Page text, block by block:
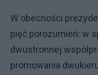
W obecności
pięć porozumień: w
dwustronnej
promowania